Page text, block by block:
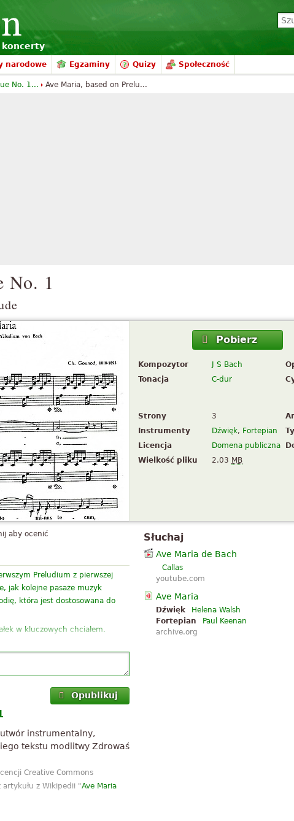
narodowe Egzaminy Quizy Społeczność
No. 1
Pobierz
Kompozytor J S Bach
Tonacja
C-dur
Strony
3
Instrumenty
Dźwięk, Fortepian
Licencja
Domena publiczna
Wielkość pliku
2.03 MB
Słuchaj
Ave Maria de Bach
Callas
youtube.com
Ave Maria
Dźwięk
Helena Walsh
Fortepian
Paul Keenan
archive.org
aby ocenić
Preludium z pierwszej
jak kolejne pasaże muzyk
która jest dostosowana do
w kluczowych chciałem.
mogę się wszystkie strony A4:
a ja nie wiem co z tym zrobić.
notatki z Preludium i fuga nr 1
i wiolonczelę. Cz...
które będą nabywać będą
pracy, pomagając
śpiewać i kultu instrumentów i
Opublikuj
instrumentalny,
tekstu modlitwy Zdrowaś
Creative Commons
z Wikipedii "Ave Maria
No. 1... Ave Maria, based on Prelu...